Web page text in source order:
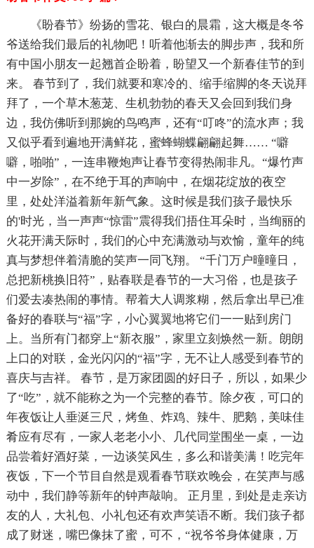
《盼春节》纷扬的雪花、银白的晨霜，这大概是冬爷
爷送给我们最后的礼物吧！听着他渐去的脚步声，我和所
有中国小朋友一起翘首企盼着，盼望又一个新春佳节的到
来。 春节到了，我们就要和寒冷的、缩手缩脚的冬天说拜
拜了，一个草木葱茏、生机勃勃的春天又会回到我们身
边，我仿佛听到那婉的鸟鸣声，还有“叮咚”的流水声；我
又似乎看到遍地开满鲜花，蜜蜂蝴蝶翩翩起舞…… “噼
噼，啪啪”，一连串鞭炮声让春节变得热闹非凡。“爆竹声
中一岁除”，在不绝于耳的声响中，在烟花绽放的夜空
里，处处洋溢着新年新气象。这时候是我们孩子最快乐
的'时光，当一声声“惊雷”震得我们捂住耳朵时，当绚丽的
火花开满天际时，我们的心中充满激动与欢愉，童年的纯
真与梦想伴着清脆的笑声一同飞翔。 “千门万户曈曈日，
总把新桃换旧符”，贴春联是春节的一大习俗，也是孩子
们爱去凑热闹的事情。帮着大人调浆糊，然后拿出早已准
备好的春联与“福”字，小心翼翼地将它们一一贴到房门
上。当所有门都穿上“新衣服”，家里立刻焕然一新。朗朗
上口的对联，金光闪闪的“福”字，无不让人感受到春节的
喜庆与吉祥。 春节，是万家团圆的好日子，所以，如果少
了“吃”，就不能称之为一个完整的春节。除夕夜，可口的
年夜饭让人垂涎三尺，烤鱼、炸鸡、辣牛、肥鹅，美味佳
肴应有尽有，一家人老老小小、几代同堂围坐一桌，一边
品尝着好酒好菜，一边谈笑风生，多么和谐美满！吃完年
夜饭，下一个节目自然是观看春节联欢晚会，在笑声与感
动中，我们静等新年的钟声敲响。 正月里，到处是走亲访
友的人，大礼包、小礼包还有欢声笑语不断。我们孩子都
成了财迷，嘴巴像抹了蜜，可不，“祝爷爷身体健康，万